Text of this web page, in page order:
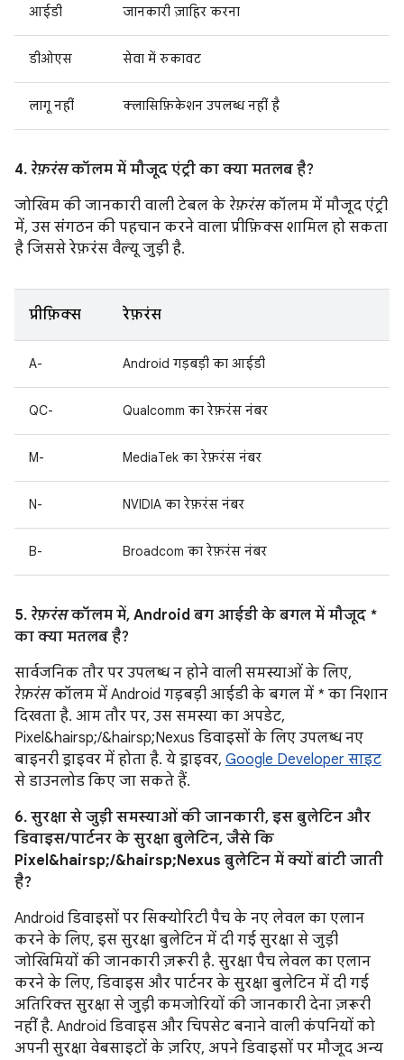
आईडी जानकारी ज़ाहिर करना
डीओएस सेवा में रुकावट
लागू नहीं क्लासिफ़िकेशन उपलब्ध नहीं है
4. रेफ़रंसकॉलम में मौजूद एंट्री का क्या मतलब है?
जोखिम की जानकारी वाली टेबल के रेफ़रंसकॉलम में मौजूद एंट्री
में, उस संगठन की पहचान करने वाला प्रीफ़िक्स शामिल हो सकता
है जिससे रेफ़रंस वैल्यू जुड़ी है.
प्रीफ़िक्स रेफ़रंस
A- Android गड़बड़ी का आईडी
QC- Qualcomm का रेफ़रंस नंबर
M- MediaTek का रेफ़रंस नंबर
N- NVIDIA का रेफ़रंस नंबर
B- Broadcom का रेफ़रंस नंबर
5. रेफ़रंसकॉलम में, Android बग आईडी के बगल में मौजूद *
का क्या मतलब है?
सार्वजनिक तौर पर उपलब्ध न होने वाली समस्याओं के लिए,
रेफ़रंसकॉलम में Android गड़बड़ी आईडी के बगल में * का निशान
दिखता है. आम तौर पर, उस समस्या का अपडेट,
Pixel&hairsp;/&hairsp;Nexus डिवाइसों के लिए उपलब्ध नए
बाइनरी ड्राइवर में होता है. ये ड्राइवर, Google Developer साइट
से डाउनलोड किए जा सकते हैं.
6. सुरक्षा से जुड़ी समस्याओं की जानकारी, इस बुलेटिन और
डिवाइस/पार्टनर के सुरक्षा बुलेटिन, जैसे कि
Pixel&hairsp;/&hairsp;Nexus बुलेटिन में क्यों बांटी जाती
है?
Android डिवाइसों पर सिक्योरिटी पैच के नए लेवल का एलान
करने के लिए, इस सुरक्षा बुलेटिन में दी गई सुरक्षा से जुड़ी
जोखिमियों की जानकारी ज़रूरी है. सुरक्षा पैच लेवल का एलान
करने के लिए, डिवाइस और पार्टनर के सुरक्षा बुलेटिन में दी गई
अतिरिक्त सुरक्षा से जुड़ी कमजोरियों की जानकारी देना ज़रूरी
नहीं है. Android डिवाइस और चिपसेट बनाने वाली कंपनियों को
अपनी सुरक्षा वेबसाइटों के ज़रिए, अपने डिवाइसों पर मौजूद अन्य